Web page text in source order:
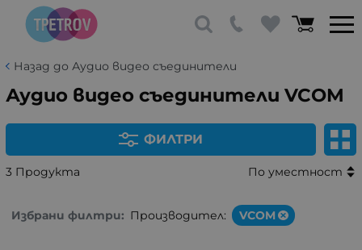
Назад до Аудио видео съединители
Аудио видео съединители VCOM
ФИЛТРИ
3 Продукта По уместност
Избрани филтри: Производител: VCOM